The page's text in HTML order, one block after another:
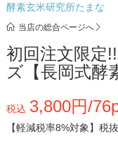
酵素玄米研究所たまな
当店の総合ページへ
初回注文限定
ズ【長岡式酵
税込 3,800円/
【軽減税率8%対象】 税